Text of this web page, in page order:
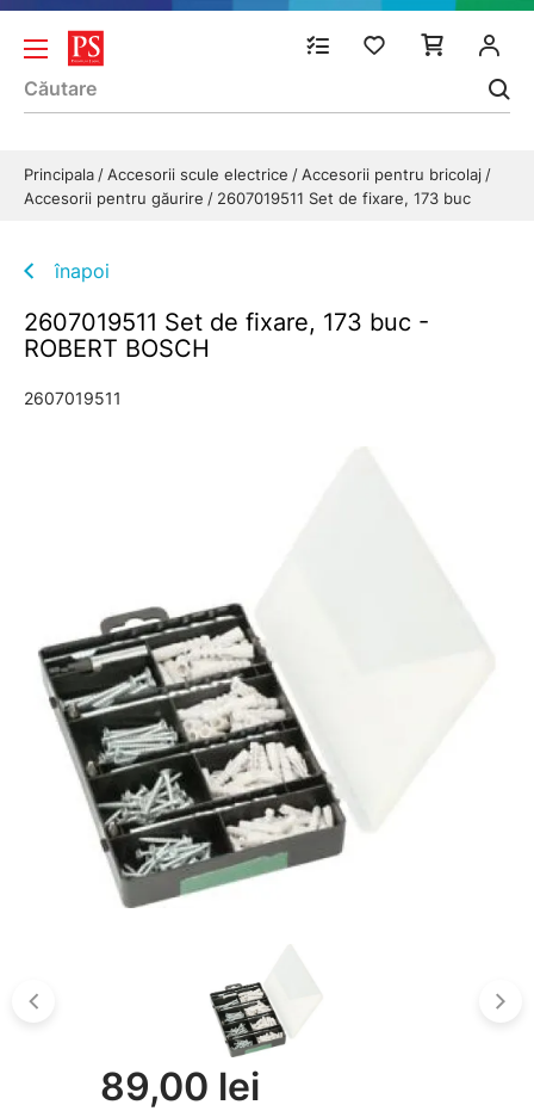
Principala Accesorii scule electrice
Accesorii pentru bricolaj
Accesorii pentru găurire
2607019511 Set de fixare, 173 buc
înapoi
2607019511 Set de fixare, 173 buc -
ROBERT BOSCH
2607019511
89,00 lei